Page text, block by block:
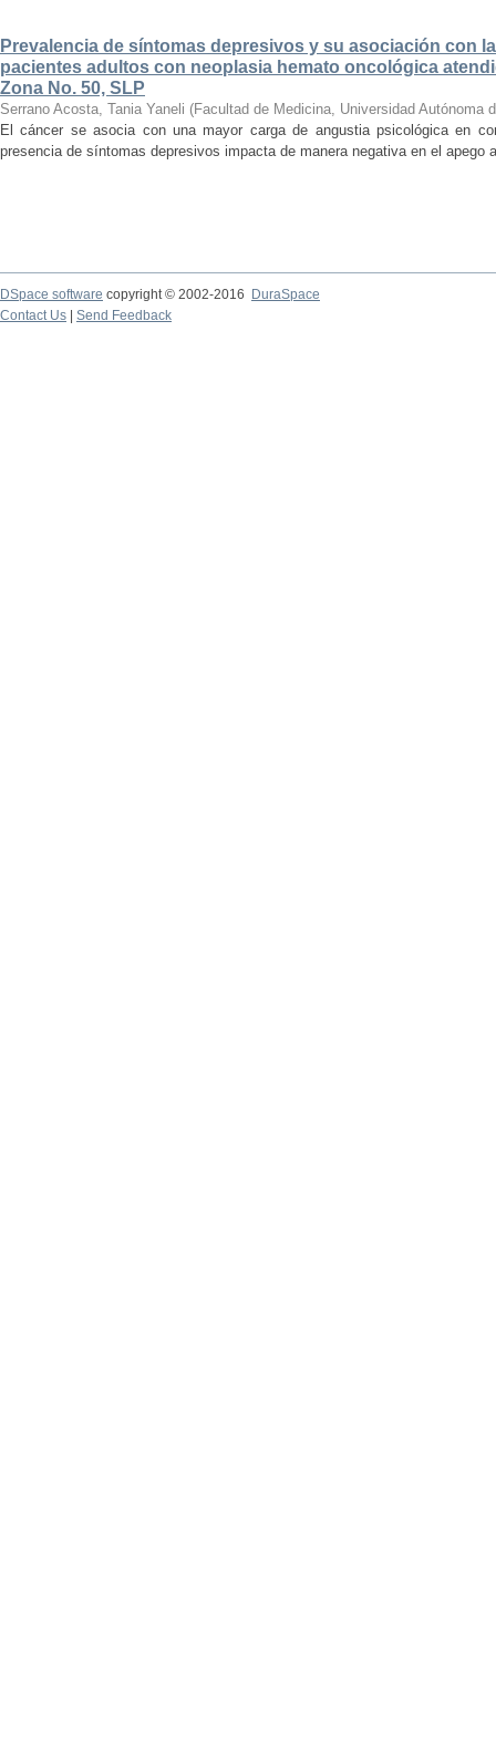
Prevalencia de síntomas depresivos y su asociación con
pacientes adultos con neoplasia hemato oncológica
Zona No. 50, SLP
Serrano Acosta, Tania Yaneli (Facultad de Medicina, Universidad Autónoma
El cáncer se asocia con una mayor carga de angustia psicológica en
presencia de síntomas depresivos impacta de manera negativa en el
DSpace software copyright © 2002-2016
DuraSpace
Contact Us
Send Feedback